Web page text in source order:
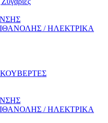
/ ΗΛΕΚΤΡΙΚΑ
/ ΗΛΕΚΤΡΙΚΑ